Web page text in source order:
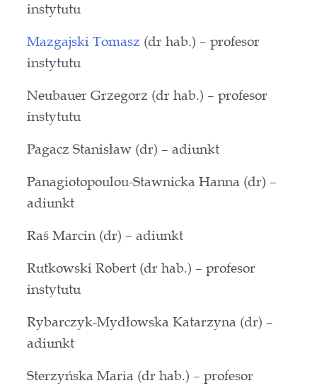
instytutu
Mazgajski Tomasz (dr hab.) – profesor
instytutu
Neubauer Grzegorz (dr hab.) – profesor
instytutu
Pagacz Stanisław (dr) – adiunkt
Panagiotopoulou-Stawnicka Hanna (dr) –
adiunkt
Raś Marcin (dr) – adiunkt
Rutkowski Robert (dr hab.) – profesor
instytutu
Rybarczyk-Mydłowska Katarzyna (dr) –
adiunkt
Sterzyńska Maria (dr hab.) – profesor